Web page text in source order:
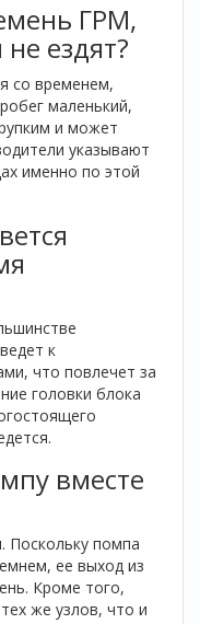
ГРМ,
ездят?
со временем,
маленький,
и может
указывают
именно по этой
к
что повлечет за
головки блока
вместе
Поскольку помпа
ее выход из
Кроме того,
же узлов, что и